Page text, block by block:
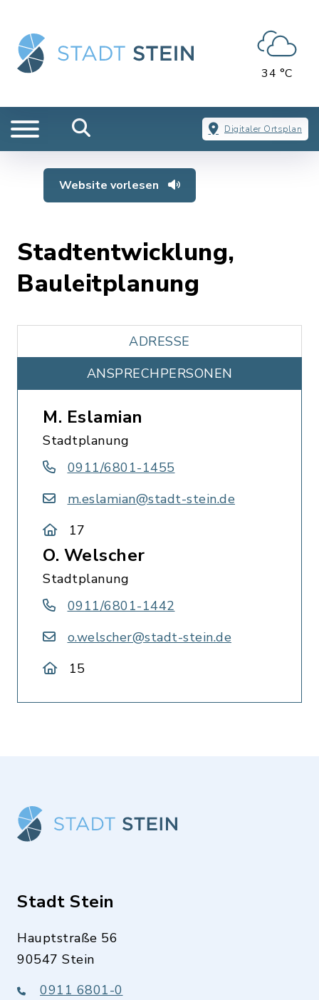
34 °C
Digitaler Ortsplan
Website vorlesen
Stadtentwicklung,
Bauleitplanung
ADRESSE
ANSPRECHPERSONEN
M. Eslamian
Stadtplanung
0911/6801-1455
m.eslamian@stadt-stein.de
17
O. Welscher
Stadtplanung
0911/6801-1442
o.welscher@stadt-stein.de
15
Stadt Stein
Hauptstraße 56
90547 Stein
0911 6801-0